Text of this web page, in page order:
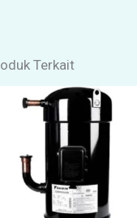
Terkait